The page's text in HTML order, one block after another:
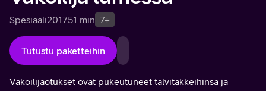
Spesiaali201751 min 7+
Tutustu paketteihin
Vakoilijaotukset ovat pukeutuneet talvitakkeihinsa ja